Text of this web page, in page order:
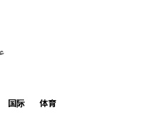
国际 体育